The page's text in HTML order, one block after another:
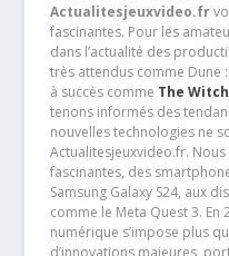
Actualitesjeuxvideo.fr
fascinantes. Pour les
dans l’actualité des
très attendus comme Dune
à succès comme The
tenons informés des
nouvelles technologies ne
Actualitesjeuxvideo.fr.
fascinantes, des
Samsung Galaxy S24, aux
comme le Meta Quest 3. En
numérique s’impose plus
d’innovations majeures,